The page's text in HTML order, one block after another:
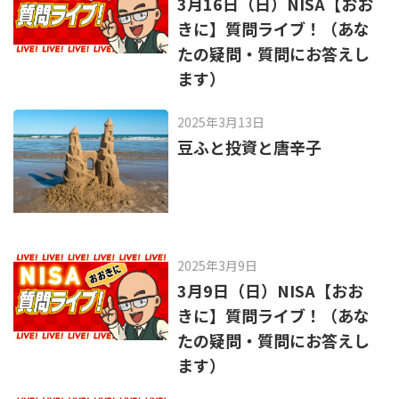
きに】質問ライブ！（あな
たの疑問・質問にお答えし
ます）
2025年3月13日
豆ふと投資と唐辛子
2025年3月9日
3月9日（日）NISA【おお
きに】質問ライブ！（あな
たの疑問・質問にお答えし
ます）